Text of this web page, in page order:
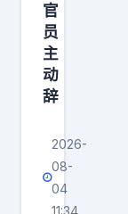
同
，
演
练
势
感
知
官
员
主
动
辞
2026-
08-
04
11:34